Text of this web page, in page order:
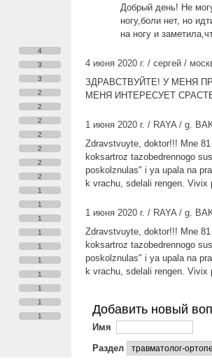
4
3
3
2
2
2
2
2
2
2
1
1
1
1
1
1
1
1
1
1
Добрый день! Не
ногу,боли нет, но
на ногу и
4 июня 2020 г. / сергей /
ЗДРАВСТВУЙТЕ! У МЕНЯ
МЕНЯ ИНТЕРЕСУЕТ
1 июня 2020 г. / RAYA / g.
Zdravstvuyte, doktor!!! Mne
koksartroz tazobedrennogo
poskolznulas" i ya upala na
k vrachu, sdelali rengen.
1 июня 2020 г. / RAYA / g.
Zdravstvuyte, doktor!!! Mne
koksartroz tazobedrennogo
poskolznulas" i ya upala na
k vrachu, sdelali rengen.
Добавить новый
Имя
Раздел